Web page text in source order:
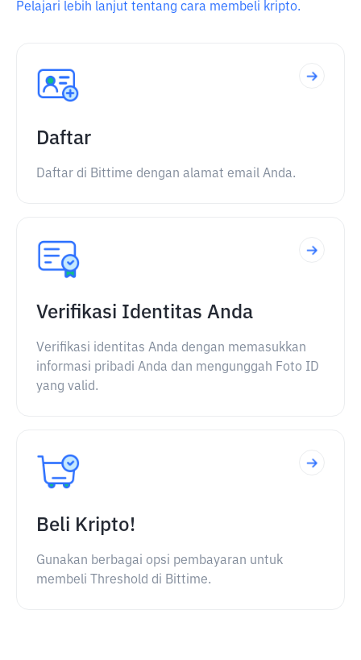
Pelajari lebih lanjut tentang cara membeli kripto.
Daftar
Daftar di Bittime dengan alamat email Anda.
Verifikasi Identitas Anda
Verifikasi identitas Anda dengan memasukkan
informasi pribadi Anda dan mengunggah Foto ID
yang valid.
Beli Kripto!
Gunakan berbagai opsi pembayaran untuk
membeli Threshold di Bittime.